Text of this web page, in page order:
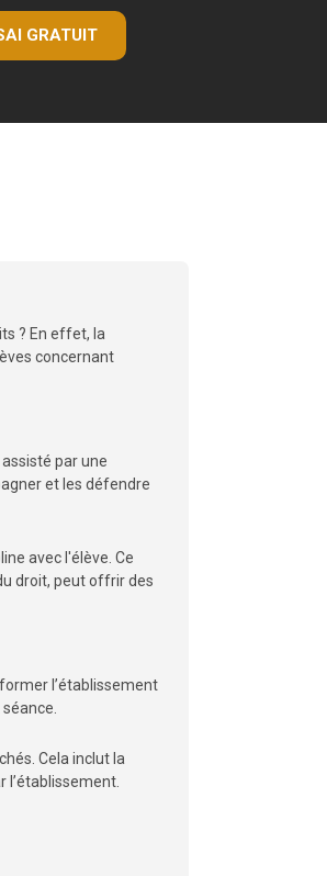
GRATUIT
? En effet, la
concernant
par une
et les défendre
avec l'élève. Ce
droit, peut offrir des
l’établissement
Cela inclut la